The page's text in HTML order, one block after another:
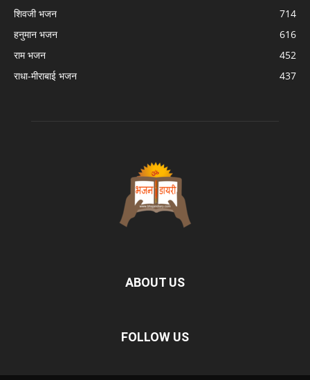
शिवजी भजन
714
हनुमान भजन
616
राम भजन
452
राधा-मीराबाई भजन
437
ABOUT US
FOLLOW US